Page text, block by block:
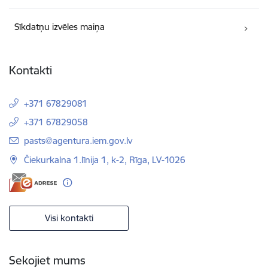
Sīkdatņu izvēles maiņa
Kontakti
+371 67829081
+371 67829058
E-pasts:
pasts@agentura.iem.gov.lv
Čiekurkalna 1.līnija 1, k-2, Rīga, LV-1026
Visi kontakti
Sekojiet mums